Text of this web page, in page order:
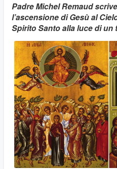
Padre Michel Remaud
l’ascensione di Gesù al
Spirito Santo alla luce di un